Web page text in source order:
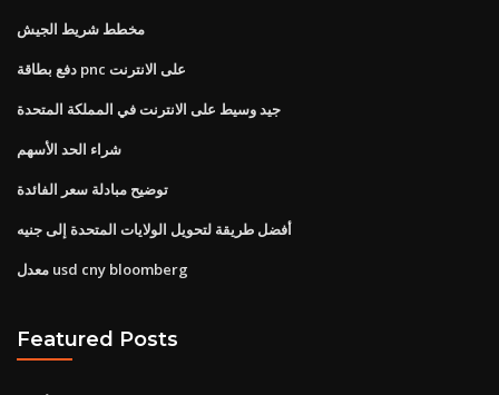
مخطط شريط الجيش
دفع بطاقة pnc على الانترنت
جيد وسيط على الانترنت في المملكة المتحدة
شراء الحد الأسهم
توضيح مبادلة سعر الفائدة
أفضل طريقة لتحويل الولايات المتحدة إلى جنيه
معدل usd cny bloomberg
Featured Posts